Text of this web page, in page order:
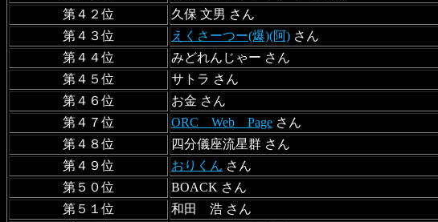
第４２位
久保 文男 さん
第４３位
えくさーつー(爆)(阿) さん
第４４位
みどれんじゃー さん
第４５位
サトラ さん
第４６位
お金 さん
第４７位
ORC Web Page さん
第４８位
四分儀座流星群 さん
第４９位
おりくん さん
第５０位
BOACK さん
第５１位
和田 浩 さん